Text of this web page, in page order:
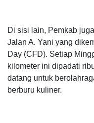
Di sisi lain, Pemkab
Jalan A. Yani yang
Day (CFD). Setiap
kilometer ini dipadati
datang untuk
berburu kuliner.